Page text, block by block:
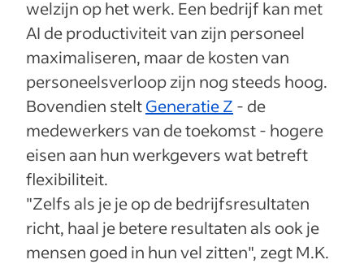
welzijn op het werk. Een bedrijf kan met
AI de productiviteit van zijn personeel
maximaliseren, maar de kosten van
personeelsverloop zijn nog steeds hoog.
Bovendien steltGeneratie Z - de
medewerkers van de toekomst - hogere
eisen aan hun werkgevers wat betreft
flexibiliteit.
"Zelfs als je je op de bedrijfsresultaten
richt, haal je betere resultaten als ook je
mensen goed in hun vel zitten", zegt M.K.